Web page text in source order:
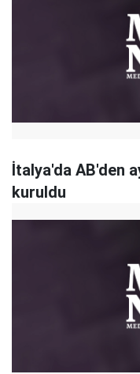
İtalya'da AB'den
kuruldu